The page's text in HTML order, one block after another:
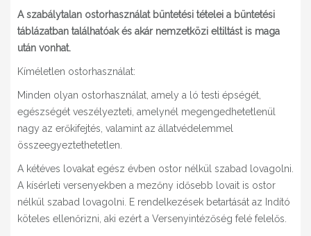
A szabálytalan ostorhasználat büntetési tételei a büntetési
táblázatban találhatóak és akár nemzetközi eltiltást is maga
után vonhat.
Kíméletlen ostorhasználat:
Minden olyan ostorhasználat, amely a ló testi épségét,
egészségét veszélyezteti, amelynél megengedhetetlenül
nagy az erőkifejtés, valamint az állatvédelemmel
összeegyeztethetetlen.
A kétéves lovakat egész évben ostor nélkül szabad lovagolni.
A kísérleti versenyekben a mezőny idősebb lovait is ostor
nélkül szabad lovagolni. E rendelkezések betartását az Indító
köteles ellenőrizni, aki ezért a Versenyintézőség felé felelős.